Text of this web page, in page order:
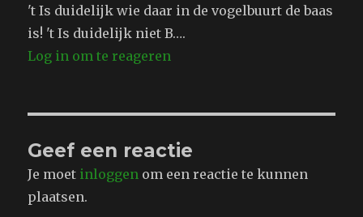
't Is duidelijk wie daar in de vogelbuurt de baas
is! 't Is duidelijk niet B….
Log in om te reageren
Geef een reactie
Je moet inloggen om een reactie te kunnen
plaatsen.